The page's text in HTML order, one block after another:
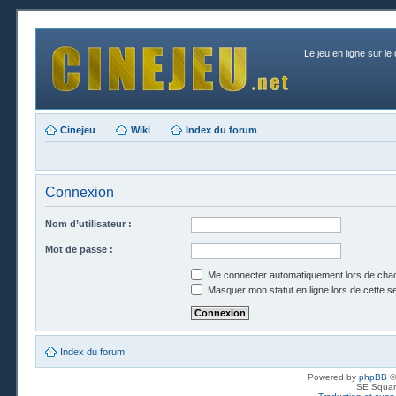
Le jeu en ligne sur le
Cinejeu Wiki Index du forum
Connexion
Nom d’utilisateur :
Mot de passe :
Me connecter automatiquement lors de
Masquer mon statut en ligne lors de cette
Index du forum
Powered by phpBB
SE